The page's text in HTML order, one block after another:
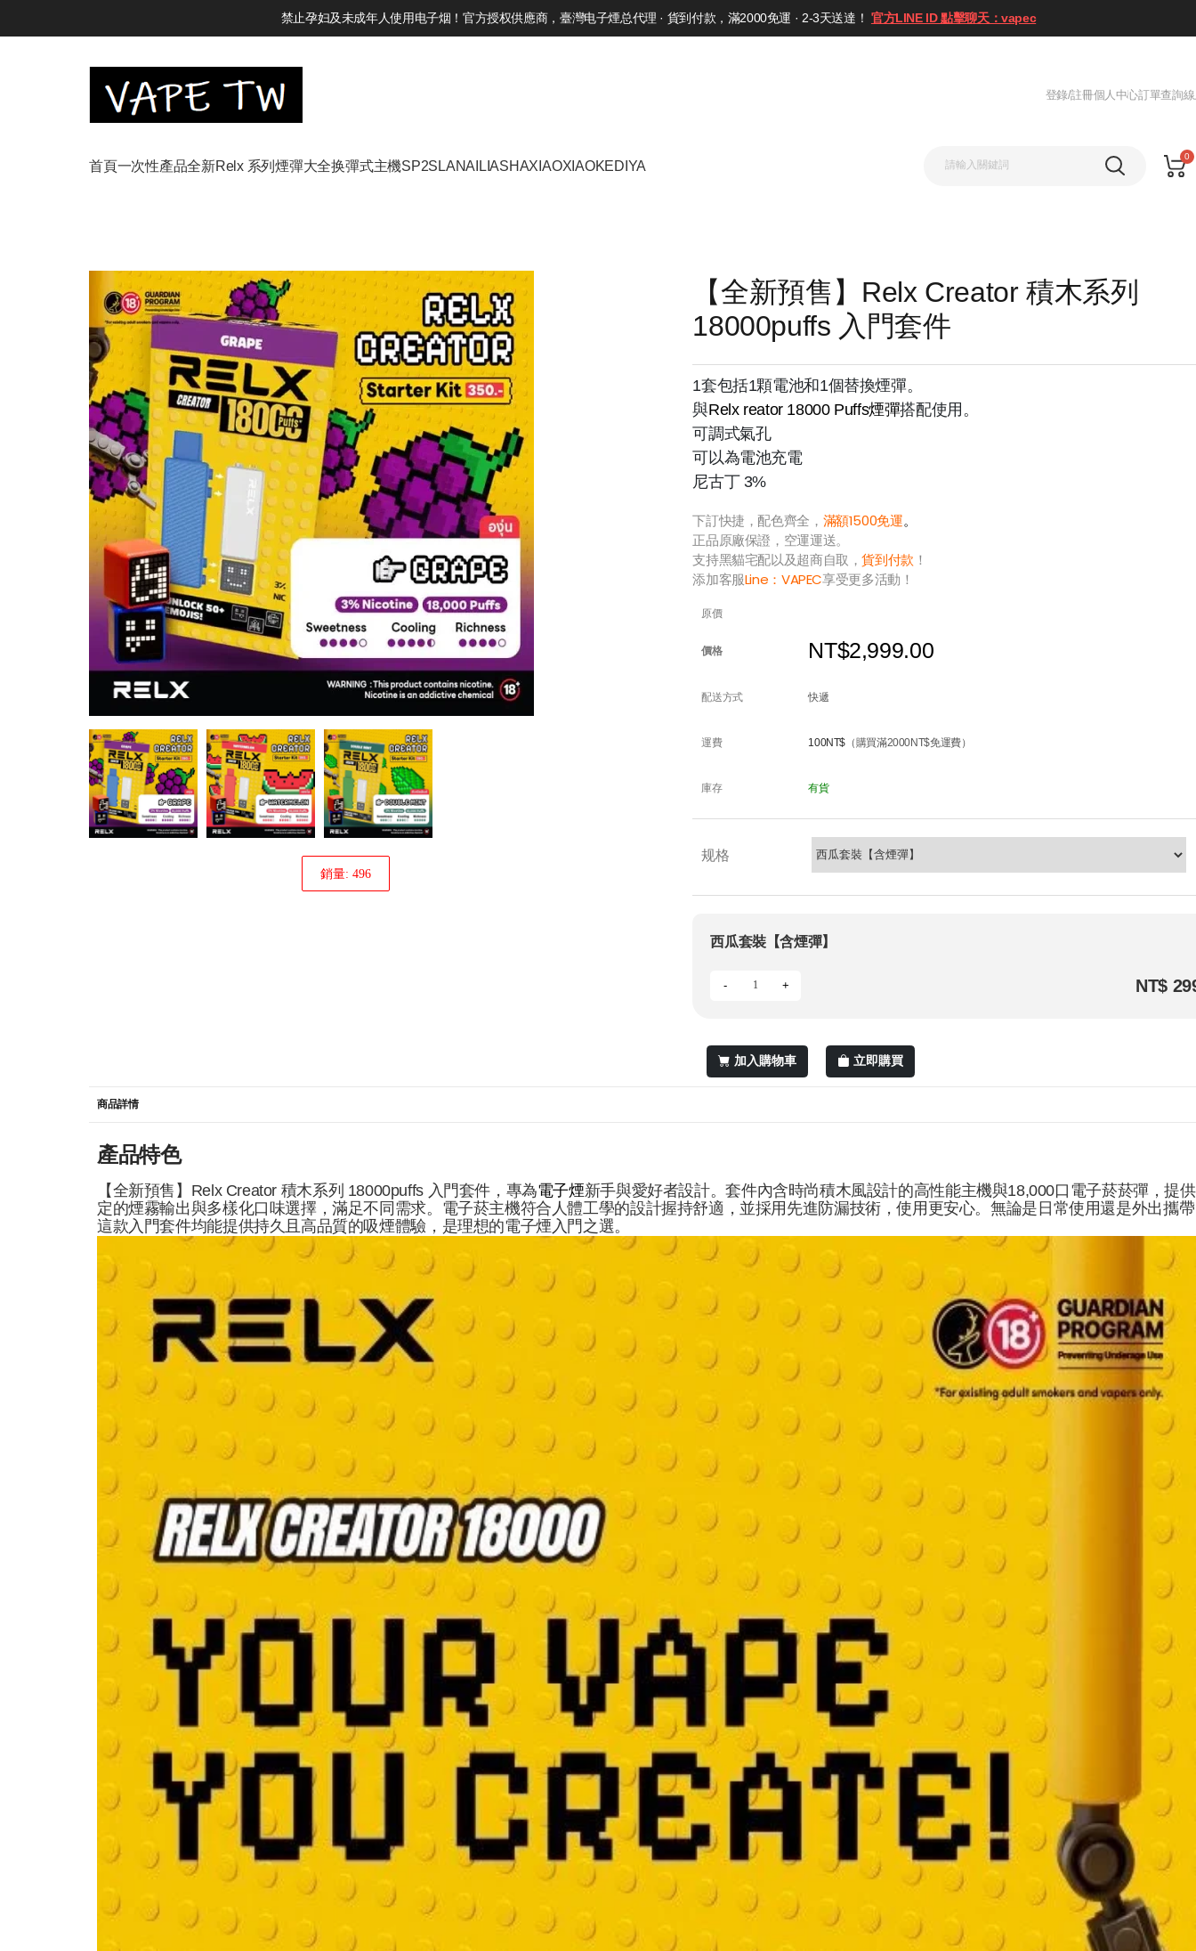
禁止孕妇及未成年人使用电子烟！官方授权供應商，臺灣电子煙总代理 · 貨到付款，滿2000免運 · 2-3天送達！ 官方LINE ID 點擊聊天：vapec
登錄/註冊個人中心訂單查詢
首頁一次性產品全新Relx 系列煙彈大全换彈式主機SP2S LANA ILIASHAXIAOXIAOKEDIYA
0
銷量: 496
【全新預售】Relx Creator 積木系列
18000puffs 入門套件
1套包括1顆電池和1個替換煙彈。
與Relx reator 18000 Puffs煙彈搭配使用。
可調式氣孔
可以為電池充電
尼古丁 3%
下訂快捷，配色齊全， 滿額1500免運。
正品原廠保證，空運運送。
支持黑貓宅配以及超商自取，貨到付款 ！
添加客服Line： VAPEC享受更多活動！
原價
價格 NT$2,999.00
配送方式 快遞
運費 100NT$ （購買滿2000NT$免運費）
庫存 有貨
规格
西瓜套裝【含煙彈】
- + NT$
加入購物車 立即購買
商品詳情
產品特色
【全新預售】Relx Creator 積木系列 18000puffs 入門套件，專為電子煙新手與愛好者設計。套件內含時尚積木風設計的高性能主機與18,000口電子菸菸彈，提
定的煙霧輸出與多樣化口味選擇，滿足不同需求。電子菸主機符合人體工學的設計握持舒適，並採用先進防漏技術，使用更安心。無論是日常使用還是外出攜
這款入門套件均能提供持久且高品質的吸煙體驗，是理想的電子煙入門之選。